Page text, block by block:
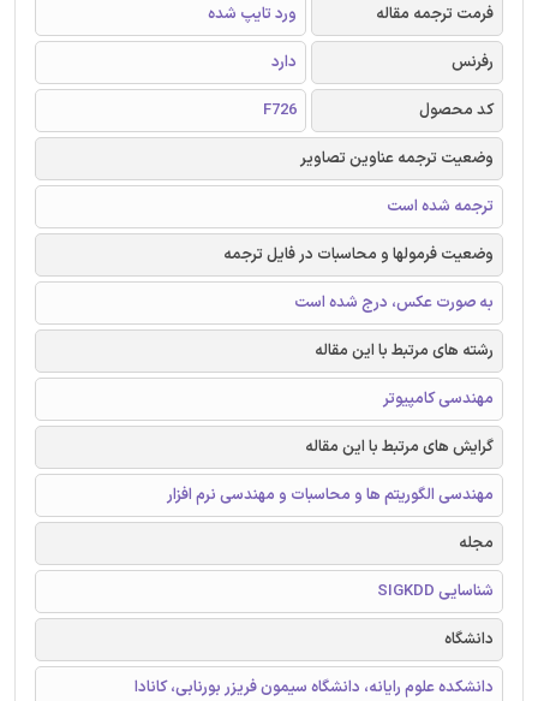
فرمت ترجمه مقاله
ورد تایپ شده
رفرنس
دارد
کد محصول
F726
وضعیت ترجمه عناوین تصاویر
ترجمه شده است
وضعیت فرمولها و محاسبات در فایل ترجمه
به صورت عکس، درج شده است
رشته های مرتبط با این مقاله
مهندسی کامپیوتر
گرایش های مرتبط با این مقاله
مهندسی الگوریتم ها و محاسبات و مهندسی نرم افزار
مجله
شناسایی SIGKDD
دانشگاه
دانشکده علوم رایانه، دانشگاه سیمون فریزر بورنابی، کانادا